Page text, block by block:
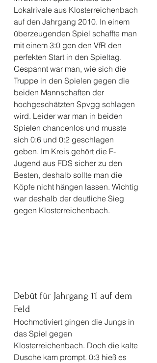
Lokalrivale aus Klosterreichenbach
auf den Jahrgang 2010. In einem
überzeugenden Spiel schaffte man
mit einem 3:0 gen den VfR den
perfekten Start in den Spieltag.
Gespannt war man, wie sich die
Truppe in den Spielen gegen die
beiden Mannschaften der
hochgeschätzten Spvgg schlagen
wird. Leider war man in beiden
Spielen chancenlos und musste
sich 0:6 und 0:2 geschlagen
geben. Im Kreis gehört die F-
Jugend aus FDS sicher zu den
Besten, deshalb sollte man die
Köpfe nicht hängen lassen. Wichtig
war deshalb der deutliche Sieg
gegen Klosterreichenbach.
Debüt für Jahrgang 11 auf dem
Feld
Hochmotiviert gingen die Jungs in
das Spiel gegen
Klosterreichenbach. Doch die kalte
Dusche kam prompt. 0:3 hieß es